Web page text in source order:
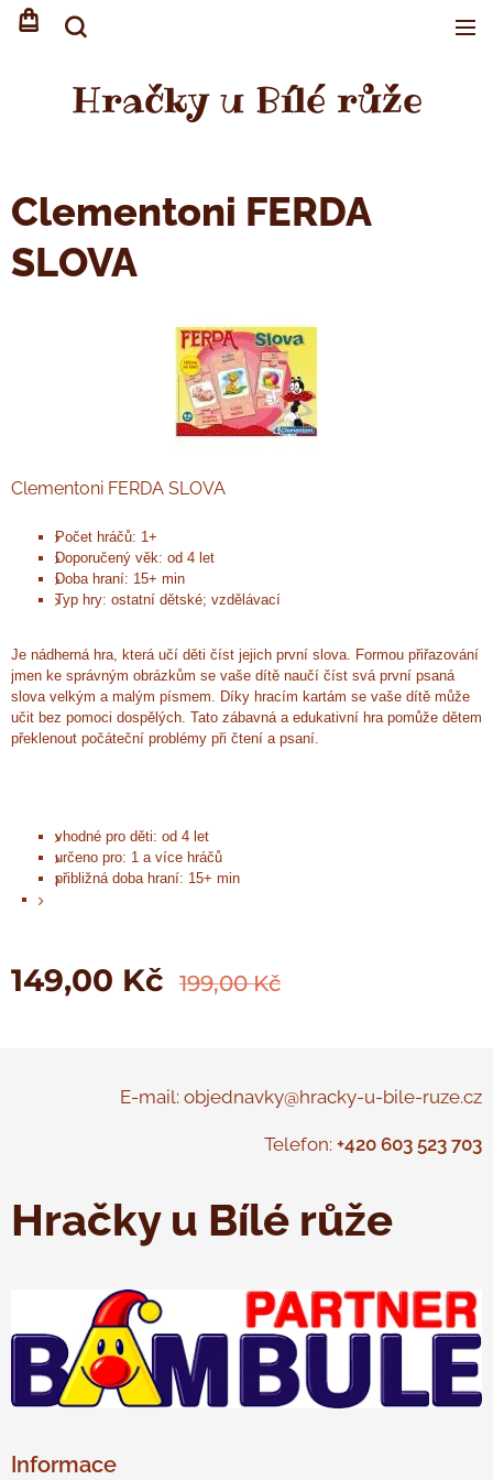
Hračky u Bílé růže
Clementoni FERDA
SLOVA
Clementoni FERDA SLOVA
Počet hráčů: 1+
Doporučený věk: od 4 let
Doba hraní: 15+ min
Typ hry: ostatní dětské; vzdělávací
Je nádherná hra, která učí děti číst jejich první slova. Formou přiřazování
jmen ke správným obrázkům se vaše dítě naučí číst svá první psaná
slova velkým a malým písmem. Díky hracím kartám se vaše dítě může
učit bez pomoci dospělých. Tato zábavná a edukativní hra pomůže dětem
překlenout počáteční problémy při čtení a psaní.
vhodné pro děti: od 4 let
určeno pro: 1 a více hráčů
přibližná doba hraní: 15+ min
149,00 Kč 199,00Kč
E-mail: objednavky@hracky-u-bile-ruze.cz
Telefon: +420 603 523 703
Hračky u Bílé růže
Informace